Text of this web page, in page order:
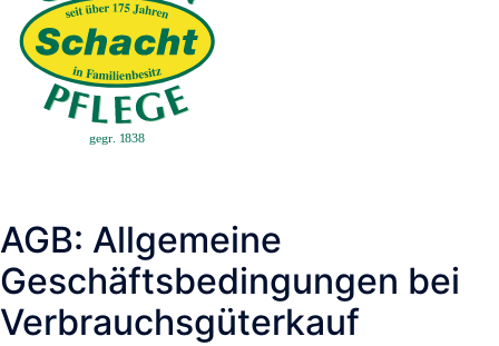
AGB: Allgemeine
Geschäftsbedingungen bei
Verbrauchsgüterkauf